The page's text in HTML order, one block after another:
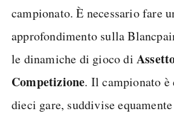
campionato. È necessario fare
approfondimento sulla
le dinamiche di gioco di
Competizione. Il campionato è
dieci gare, suddivise